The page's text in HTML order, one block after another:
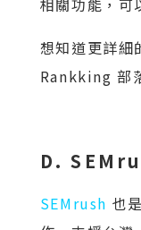
相關功能，可
想知道更詳
Rankking 部
D.
SEMrush 也